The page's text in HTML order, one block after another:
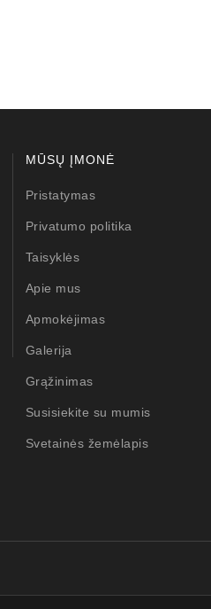
MŪSŲ ĮMONĖ
Pristatymas
Privatumo politika
Taisyklės
Apie mus
Apmokėjimas
Galerija
Grąžinimas
Susisiekite su mumis
Svetainės žemėlapis